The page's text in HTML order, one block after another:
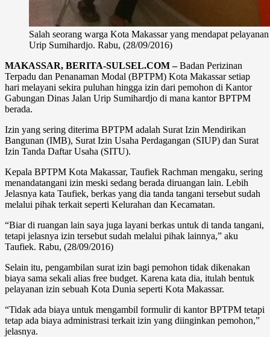
Salah seorang warga Kota Makassar yang mendapat
Urip Sumihardjo. Rabu, (28/09/2016)
MAKASSAR, BERITA-SULSEL.COM –Badan Perizinan
Terpadu dan Penanaman Modal (BPTPM) Kota Makassar setiap
hari melayani sekira puluhan hingga izin dari pemohon di Kantor
Gabungan Dinas Jalan Urip Sumihardjo di mana kantor BPTPM
berada.
Izin yang sering diterima BPTPM adalah Surat Izin Mendirikan
Bangunan (IMB), Surat Izin Usaha Perdagangan (SIUP) dan Surat
Izin Tanda Daftar Usaha (SITU).
Kepala BPTPM Kota Makassar, Taufiek Rachman mengaku, sering
menandatangani izin meski sedang berada diruangan lain. Lebih
Jelasnya kata Taufiek, berkas yang dia tanda tangani tersebut sudah
melalui pihak terkait seperti Kelurahan dan Kecamatan.
“Biar di ruangan lain saya juga layani berkas untuk di tanda tangani,
tetapi jelasnya izin tersebut sudah melalui pihak lainnya,” aku
Taufiek. Rabu, (28/09/2016)
Selain itu, pengambilan surat izin bagi pemohon tidak dikenakan
biaya sama sekali alias free budget. Karena kata dia, itulah bentuk
pelayanan izin sebuah Kota Dunia seperti Kota Makassar.
“Tidak ada biaya untuk mengambil formulir di kantor BPTPM tetapi
tetap ada biaya administrasi terkait izin yang diinginkan pemohon,”
jelasnya.